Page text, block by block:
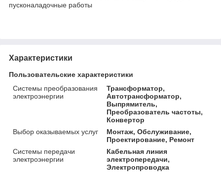
пусконаладочные работы
Характеристики
Пользовательские характеристики
Системы преобразования
электроэнергии
Трансформатор,
Автотрансформатор,
Выпрямитель,
Преобразователь частоты,
Конвертор
Выбор оказываемых услуг
Монтаж, Обслуживание,
Проектирование, Ремонт
Системы передачи
электроэнергии
Кабельная линия
электропередачи,
Электропроводка